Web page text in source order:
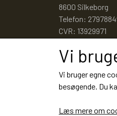
8600 Silkeborg
Telefon:
CVR: 13929971
Vi
Vi bruger egne
besøgende. Du
Læs mere om